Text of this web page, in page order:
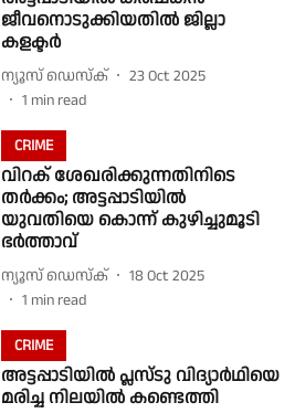
ജീവനൊടുക്കിയതിൽ ജില്ലാ
കളക്ടർ
ന്യൂസ് ഡെസ്ക്
23 Oct 2025
1 min read
CRIME
വിറക് ശേഖരിക്കുന്നതിനിടെ
തർക്കം; അട്ടപ്പാടിയിൽ
യുവതിയെ കൊന്ന് കുഴിച്ചുമൂടി
ഭർത്താവ്
ന്യൂസ് ഡെസ്ക്
18 Oct 2025
1 min read
CRIME
അട്ടപ്പാടിയില്‍ പ്ലസ്ടു വിദ്യാര്‍ഥിയെ
മരിച്ച നിലയില്‍ കണ്ടെത്തി